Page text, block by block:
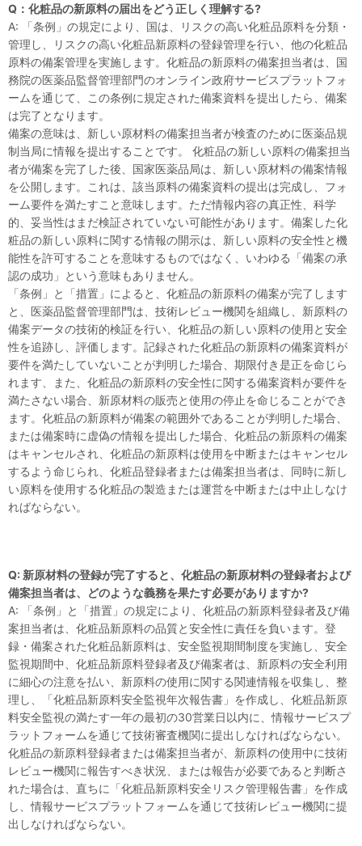
Q：化粧品の新原料の届出をどう正しく理解する?
A: 「条例」の規定により、国は、リスクの高い化粧品原料を分類・
管理し、リスクの高い化粧品新原料の登録管理を行い、他の化粧品
原料の備案管理を実施します。化粧品の新原料の備案担当者は、国
務院の医薬品監督管理部門のオンライン政府サービスプラットフォ
ームを通じて、この条例に規定された備案資料を提出したら、備案
は完了となります。
備案の意味は、新しい原材料の備案担当者が検査のために医薬品規
制当局に情報を提出することです。 化粧品の新しい原料の備案担当
者が備案を完了した後、国家医薬品局は、新しい原材料の備案情報
を公開します。これは、該当原料の備案資料の提出は完成し、フォ
ーム要件を満たすこと意味します。ただ情報内容の真正性、科学
的、妥当性はまだ検証されていない可能性があります。備案した化
粧品の新しい原料に関する情報の開示は、新しい原料の安全性と機
能性を許可することを意味するものではなく、いわゆる「備案の承
認の成功」という意味もありません。
「条例」と「措置」によると、化粧品の新原料の備案が完了します
と、医薬品監督管理部門は、技術レビュー機関を組織し、新原料の
備案データの技術的検証を行い、化粧品の新しい原料の使用と安全
性を追跡し、評価します。記録された化粧品の新原料の備案資料が
要件を満たしていないことが判明した場合、期限付き是正を命じら
れます、また、化粧品の新原料の安全性に関する備案資料が要件を
満たさない場合、新原材料の販売と使用の停止を命じることができ
ます。化粧品の新原料が備案の範囲外であることが判明した場合、
または備案時に虚偽の情報を提出した場合、化粧品の新原料の備案
はキャンセルされ、化粧品の新原料は使用を中断またはキャンセル
するよう命じられ、化粧品登録者または備案担当者は、同時に新し
い原料を使用する化粧品の製造または運営を中断または中止しなけ
ればならない。
Q: 新原材料の登録が完了すると、化粧品の新原材料の登録者および
備案担当者は、どのような義務を果たす必要がありますか?
A: 「条例」と「措置」の規定により、化粧品の新原料登録者及び備
案担当者は、化粧品新原料の品質と安全性に責任を負います。登
録・備案された化粧品新原料は、安全監視期間制度を実施し、安全
監視期間中、化粧品新原料登録者及び備案者は、新原料の安全利用
に細心の注意を払い、新原料の使用に関する関連情報を収集し、整
理し、「化粧品新原料安全監視年次報告書」を作成し、化粧品新原
料安全監視の満たす一年の最初の30営業日以内に、情報サービスプ
ラットフォームを通じて技術審査機関に提出しなければならない。
化粧品の新原料登録者または備案担当者が、新原料の使用中に技術
レビュー機関に報告すべき状況、または報告が必要であると判断さ
れた場合は、直ちに「化粧品新原料安全リスク管理報告書」を作成
し、情報サービスプラットフォームを通じて技術レビュー機関に提
出しなければならない。